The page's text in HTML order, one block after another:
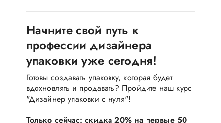
Начните свой путь к
профессии дизайнера
упаковки уже сегодня!
Готовы создавать упаковку, которая будет
вдохновлять и продавать? Пройдите наш курс
"Дизайнер упаковки с нуля"!
Только сейчас: скидка 20% на первые 50